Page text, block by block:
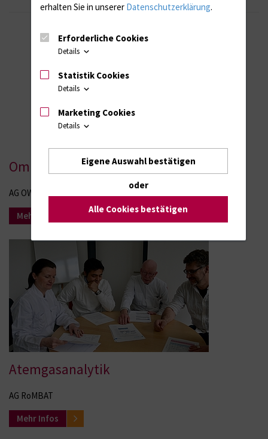
Omic Way to Life
AG OWL
Mehr Infos
Atemgasanalytik
AG RoMBAT
Mehr Infos
erhalten Sie in unserer Datenschutzerklärung.
Erforderliche Cookies
Details
Statistik Cookies
Details
Marketing Cookies
Details
Eigene Auswahl bestätigen
oder
Alle Cookies bestätigen